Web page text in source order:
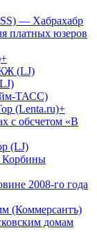
— Хабрахабр
платных юзеров
(LJ)
ТАСС)
(Lenta.ru)+
с обсчетом «В
(LJ)
Корбины
2008-го года
(Коммерсантъ)
домам